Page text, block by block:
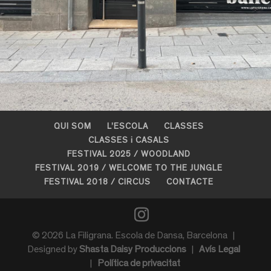
QUI SOM L’ESCOLA
CLASSES
CLASSES i CASALS
FESTIVAL 2025 / WOODLAND
FESTIVAL 2019 / WELCOME TO THE JUNGLE
FESTIVAL 2018 / CIRCUS
CONTACTE
© 2026 La Filigrana. Escola de Dansa, Barcelona |
Designed byShasta Daisy Produccions| Avís Legal
Política de privacitat